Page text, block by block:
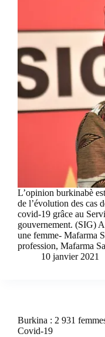
L’opinion burkinabè
de l’évolution des cas
covid-19 grâce au
gouvernement. (SIG)
une femme- Mafarma
profession, Mafarma
10 janvier 2021
Burkina : 2 931
Covid-19